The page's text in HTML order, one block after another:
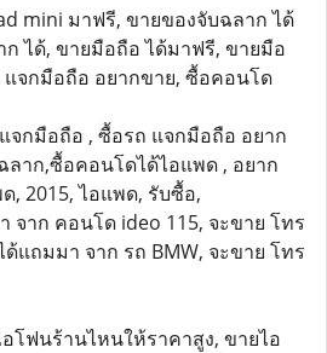
mini มาฟรี, ขายของจับฉลาก ได้
ได้, ขายมือถือ ได้มาฟรี, ขายมือ
จกมือถือ อยากขาย, ซื้อคอนโด
จกมือถือ , ซื้อรถ แจกมือถือ อยาก
ลาก,ซื้อคอนโดได้ไอแพด , อยาก
, 2015, ไอแพด, รับซื้อ,
จาก คอนโด ideo 115, จะขาย โทร
ด้แถมมา จาก รถ BMW, จะขาย โทร
โฟนร้านไหนให้ราคาสูง, ขายไอ